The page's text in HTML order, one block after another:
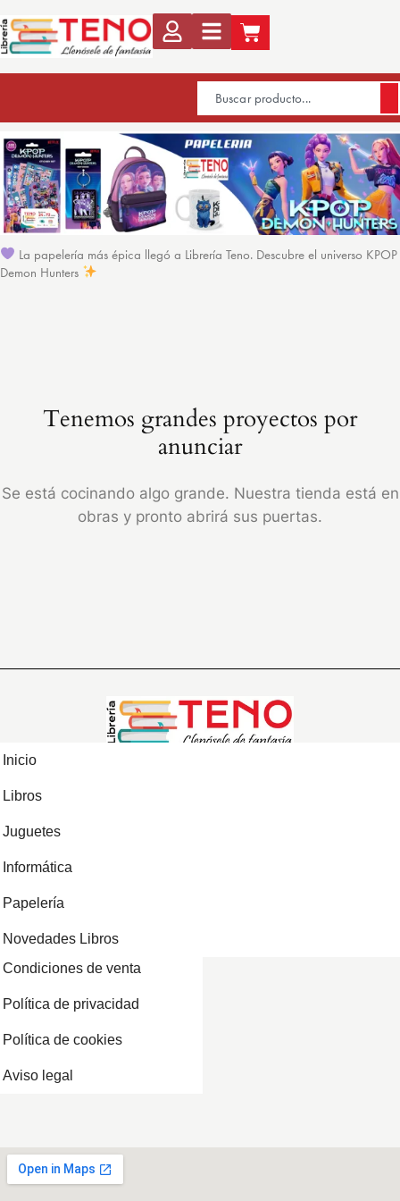
La papelería más épica llegó a Librería Teno. Descubre el universo KPOP
Demon Hunters
Tenemos grandes proyectos por
anunciar
Se está cocinando algo grande. Nuestra tienda está en
obras y pronto abrirá sus puertas.
Inicio
Libros
Juguetes
Informática
Papelería
Novedades Libros
Condiciones de venta
Política de privacidad
Política de cookies
Aviso legal